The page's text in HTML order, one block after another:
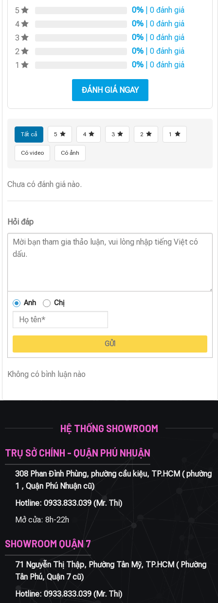
5 0% | 0 đánh giá
4
0% | 0 đánh giá
3
0% | 0 đánh giá
2
0% | 0 đánh giá
1
0% | 0 đánh giá
ĐÁNH GIÁ NGAY
Tất cả 5 4 3 2 1
Có video Có ảnh
Chưa có đánh giá nào.
Hỏi đáp
Anh Chị
GỬI
Không có bình luận nào
HỆ THỐNG SHOWROOM
TRỤ SỞ CHÍNH - QUẬN PHÚ NHUẬN
308 Phan Đình Phùng, phường cầu kiệu, TP.HCM ( phường
1 , Quận Phú Nhuận cũ)
Hotline: 0933.833.039(Mr. Thi)
Mở cửa: 8h-22h
SHOWROOM QUẬN 7
71 Nguyễn Thị Thập, Phường Tân Mỹ, TP.HCM ( Phường
Tân Phú, Quận 7 cũ)
Hotline: 0933.833.039(Mr. Thi)